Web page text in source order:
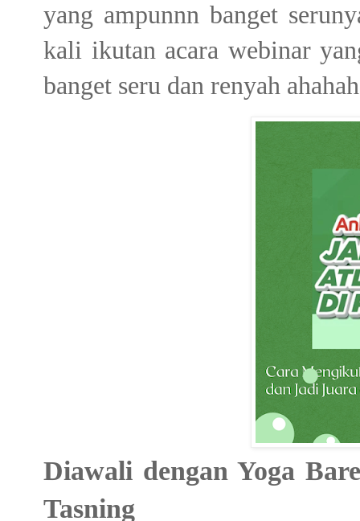
yang ampunnn banget
kali ikutan acara webinar
banget seru dan renyah
Diawali dengan Yoga
Tasning